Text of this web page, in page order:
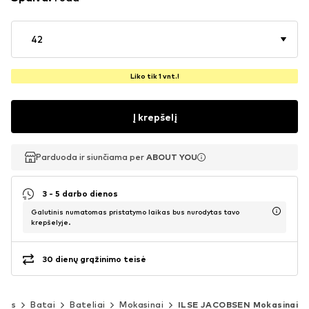
42
Liko tik 1 vnt.!
Į krepšelį
Parduoda ir siunčiama per ABOUT YOU
Parduoda ir siunčiama per ABOUT YOU
3 - 5 darbo dienos
Galutinis numatomas pristatymo laikas bus nurodytas tavo
krepšelyje.
30 dienų grąžinimo teisė
Batai Bateliai Mokasinai ILSE JACOBSEN Mokasinai